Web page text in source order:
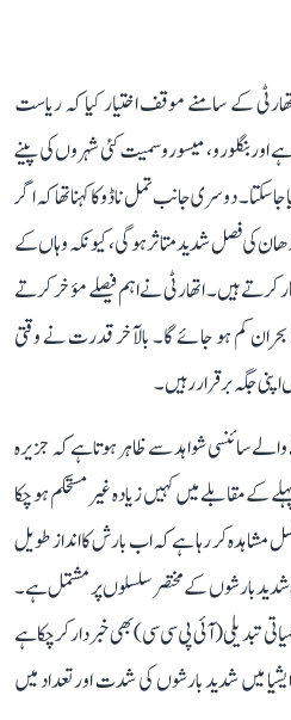
کے سامنے موقف اختیار کیا کہ ریاست
بنگلورو، میسورو سمیت کئی شہروں کی پینے
سکتا۔ دوسری جانب تمل ناڈو کا کہنا تھا کہ اگر
دھان کی فصل شدید متاثر ہوگی، کیونکہ وہاں کے
کرتے ہیں۔ اتھارٹی نے اہم فیصلے مؤخر کرتے
کم ہو جائے گا۔ بالآخر قدرت نے وقتی
اپنی جگہ برقرار رہیں۔
سائنسی شواہد سے ظاہر ہوتا ہے کہ جزیرہ
کے مقابلے میں کہیں زیادہ غیر مستحکم ہو چکا
کر رہا ہے کہ اب بارش کا انداز طویل
بارشوں کے مختصر سلسلوں پر مشتمل ہے۔
تبدیلی (آئی پی سی سی) بھی خبردار کر چکا ہے
میں شدید بارشوں کی شدت اور تعداد میں